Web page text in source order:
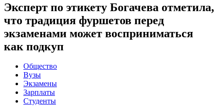
Эксперт по этикету Богачева отметила,
что традиция фуршетов перед
экзаменами может восприниматься
как подкуп
Общество
Вузы
Экзамены
Зарплаты
Студенты